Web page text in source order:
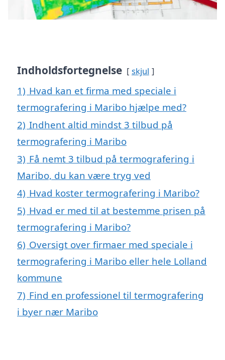
Indholdsfortegnelse skjul
1) Hvad kan et firma med speciale i
termografering i Maribo hjælpe med?
2) Indhent altid mindst 3 tilbud på
termografering i Maribo
3) Få nemt 3 tilbud på termografering i
Maribo, du kan være tryg ved
4) Hvad koster termografering i Maribo?
5) Hvad er med til at bestemme prisen på
termografering i Maribo?
6) Oversigt over firmaer med speciale i
termografering i Maribo eller hele Lolland
kommune
7) Find en professionel til termografering
i byer nær Maribo